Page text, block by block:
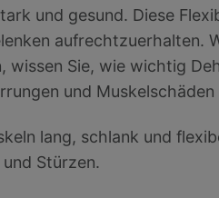
und gesund. Diese
aufrechtzuerhalten.
wissen Sie, wie wichtig
und
lang, schlank und
Stürzen.